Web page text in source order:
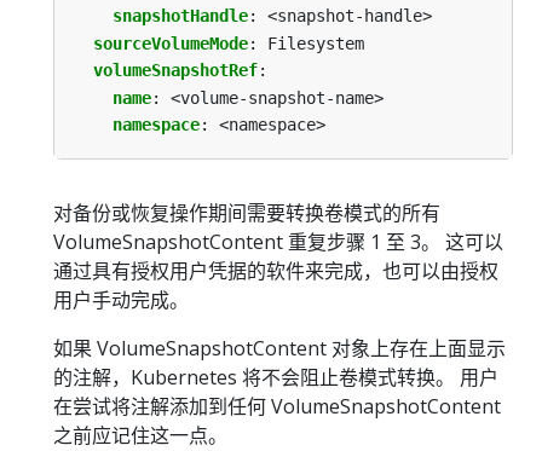
snapshotHandle:
<snapshot-handle>
sourceVolumeMode:
Filesystem
volumeSnapshotRef:
name:
<volume-snapshot-name>
namespace: <namespace>
对备份或恢复操作期间需要转换卷模式的所有
VolumeSnapshotContent 重复步骤 1 至 3。 这可以
通过具有授权用户凭据的软件来完成，也可以由授权
用户手动完成。
如果 VolumeSnapshotContent 对象上存在上面显示
的注解，Kubernetes 将不会阻止卷模式转换。 用户
在尝试将注解添加到任何 VolumeSnapshotContent
之前应记住这一点。